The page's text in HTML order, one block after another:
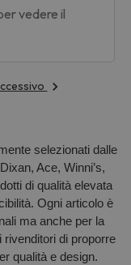
vedere il
selezionati dalle
Ace, Winni’s,
di qualità elevata
Ogni articolo è
ma anche per la
rivenditori di proporre
qualità e design.